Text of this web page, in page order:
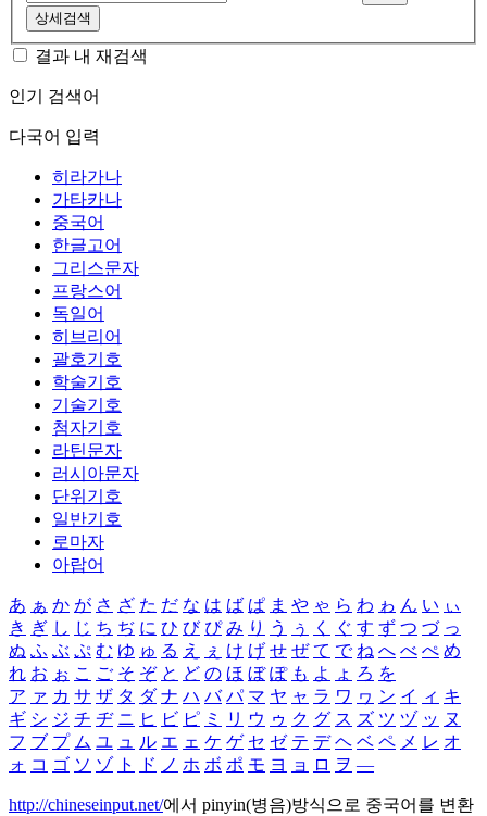
상세검색
결과 내 재검색
인기 검색어
다국어 입력
히라가나
가타카나
중국어
한글고어
그리스문자
프랑스어
독일어
히브리어
괄호기호
학술기호
기술기호
첨자기호
라틴문자
러시아문자
단위기호
일반기호
로마자
아랍어
あ ぁ か が さ ざ た だ な は ば ぱ ま や ゃ ら わ ゎ ん い ぃ
き ぎ し じ ち ぢ に ひ び ぴ み り う ぅ く ぐ す ず つ づ っ
ぬ ふ ぶ ぷ む ゆ ゅ る え ぇ け げ せ ぜ て で ね へ べ ぺ め
れ お ぉ こ ご そ ぞ と ど の ほ ぼ ぽ も よ ょ ろ を
ア ァ カ サ ザ タ ダ ナ ハ バ パ マ ヤ ャ ラ ワ ヮ ン イ ィ キ
ギ シ ジ チ ヂ ニ ヒ ビ ピ ミ リ ウ ゥ ク グ ス ズ ツ ヅ ッ ヌ
フ ブ プ ム ユ ュ ル エ ェ ケ ゲ セ ゼ テ デ ヘ ベ ペ メ レ オ
ォ コ ゴ ソ ゾ ト ド ノ ホ ボ ポ モ ヨ ョ ロ ヲ ―
http://chineseinput.net/에서 pinyin(병음)방식으로 중국어를 변환